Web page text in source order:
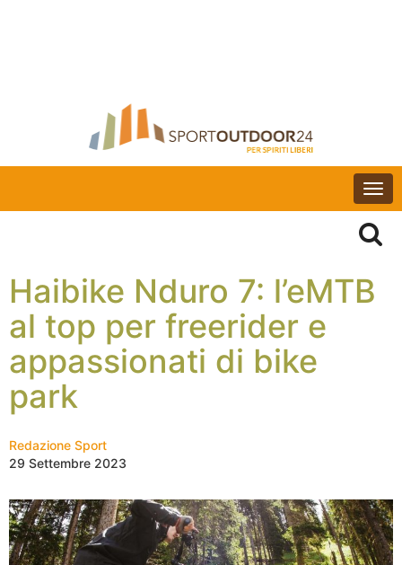
Haibike Nduro 7: l’eMTB
al top per freerider e
appassionati di bike
park
Redazione Sport
29 Settembre 2023